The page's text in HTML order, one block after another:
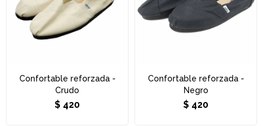
Confortable reforzada -
Crudo
$ 420
Confortable reforzada -
Negro
$ 420